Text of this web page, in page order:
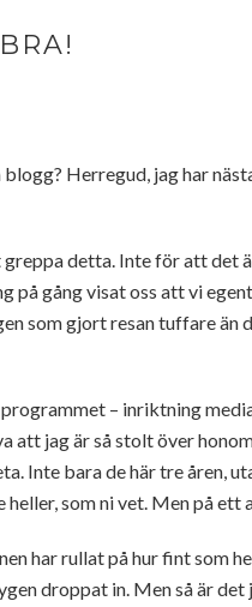
Herregud, jag har
greppa detta. Inte för att det
på gång visat oss att vi
som gjort resan tuffare än
– inriktning
att jag är så stolt över
Inte bara de här tre åren,
som ni vet. Men på ett
har rullat på hur fint som
droppat in. Men så är det